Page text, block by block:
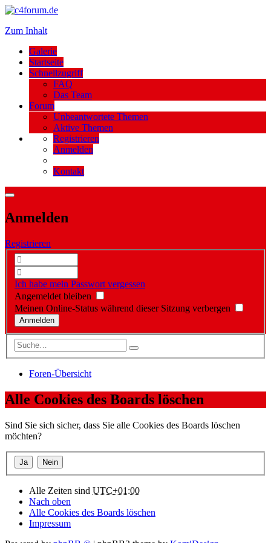
Zum Inhalt
Galerie
Startseite
Schnellzugriff
FAQ
Das Team
Forum
Unbeantwortete Themen
Aktive Themen
Registrieren
Anmelden
Kontakt
Anmelden
Registrieren
Ich habe mein Passwort vergessen
Angemeldet bleiben
Meinen Online-Status während dieser Sitzung verbergen
Foren-Übersicht
Alle Cookies des Boards löschen
Sind Sie sich sicher, dass Sie alle Cookies des Boards löschen
möchten?
Alle Zeiten sind UTC+01:00
Nach oben
Alle Cookies des Boards löschen
Impressum